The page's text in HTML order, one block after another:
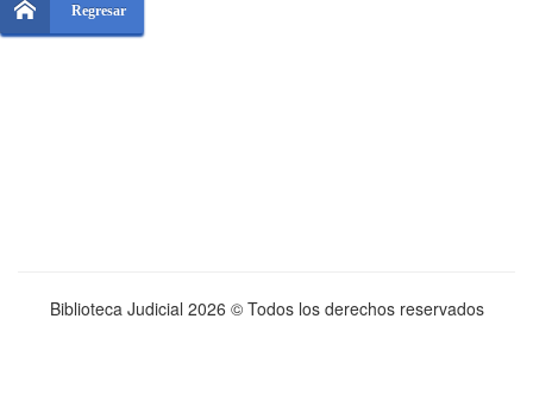
Regresar
Biblioteca Judicial 2026 © Todos los derechos reservados